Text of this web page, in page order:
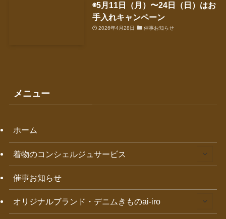
◉5月11日（月）〜24日（日）はお
手入れキャンペーン
2026年4月28日 催事お知らせ
メニュー
ホーム
着物のコンシェルジュサービス
催事お知らせ
オリジナルブランド・デニムきものai-iro